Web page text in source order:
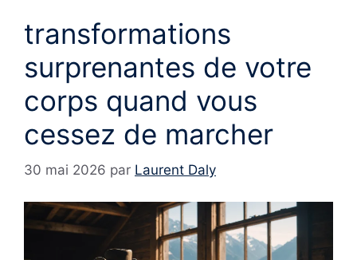
transformations
surprenantes de votre
corps quand vous
cessez de marcher
30 mai 2026 par Laurent Daly